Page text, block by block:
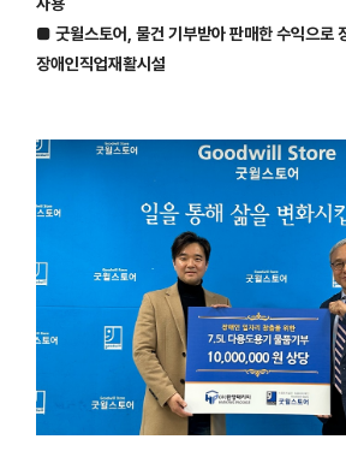
■ 굿윌스토어, 물건 기부받아 판매한 수익으로
장애인직업재활시설